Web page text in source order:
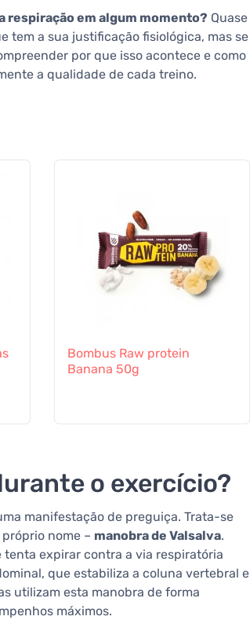
respiração em algum momento? Quase
tem a sua justificação fisiológica, mas se
por que isso acontece e como
a qualidade de cada treino.
Bombus Raw protein
Banana 50g
o exercício?
manifestação de preguiça. Trata-se
nome – manobra de Valsalva.
tenta expirar contra a via respiratória
que estabiliza a coluna vertebral e
utilizam esta manobra de forma
máximos.